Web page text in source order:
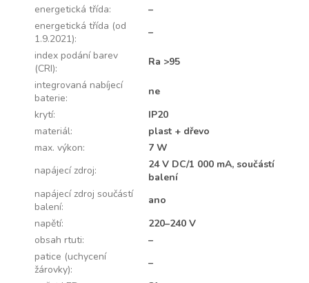
energetická třída:
–
energetická třída (od
1.9.2021):
–
index podání barev
(CRI):
Ra >95
integrovaná nabíjecí
baterie:
ne
krytí:
IP20
materiál:
plast + dřevo
max. výkon:
7 W
napájecí zdroj:
24 V DC/1 000 mA, součástí
balení
napájecí zdroj součástí
balení:
ano
napětí:
220–240 V
obsah rtuti:
–
patice (uchycení
žárovky):
–